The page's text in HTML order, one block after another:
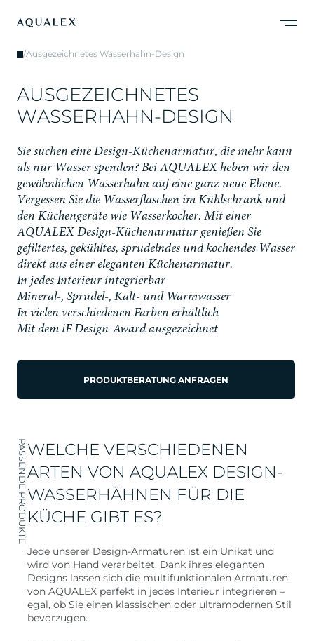
/Ausgezeichnetes Wasserhahn-Design
AUSGEZEICHNETES
WASSERHAHN-DESIGN
Sie suchen eine Design-Küchenarmatur, die mehr kann
als nur Wasser spenden? Bei AQUALEX heben wir den
gewöhnlichen Wasserhahn auf eine ganz neue Ebene.
Vergessen Sie die Wasserflaschen im Kühlschrank und
den Küchengeräte wie Wasserkocher. Mit einer
AQUALEX Design-Küchenarmatur genießen Sie
gefiltertes, gekühltes, sprudelndes und kochendes Wasser
direkt aus einer eleganten Küchenarmatur.
In jedes Interieur integrierbar
Mineral-, Sprudel-, Kalt- und Warmwasser
In vielen verschiedenen Farben erhältlich
Mit dem iF Design-Award ausgezeichnet
PRODUKTBERATUNG ANFRAGEN
PASSENDE PRODUKTEWELCHE VERSCHIEDENEN
ARTEN VON AQUALEX DESIGN-
WASSERHÄHNEN FÜR DIE
KÜCHE GIBT ES?
Jede unserer Design-Armaturen ist ein Unikat und
wird von Hand verarbeitet. Dank ihres eleganten
Designs lassen sich die multifunktionalen Armaturen
von AQUALEX perfekt in jedes Interieur integrieren –
egal, ob Sie einen klassischen oder ultramodernen Stil
bevorzugen.